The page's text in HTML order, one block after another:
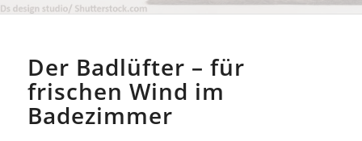
Der Badlüfter – für
frischen Wind im
Badezimmer